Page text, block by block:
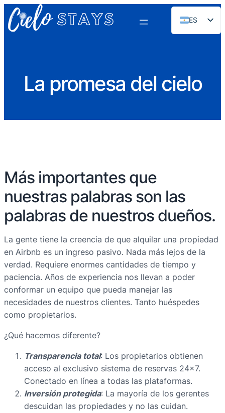
ES
EN
DE
RU
La promesa del cielo
Más importantes que
nuestras palabras son las
palabras de nuestros dueños.
La gente tiene la creencia de que alquilar una propiedad
en Airbnb es un ingreso pasivo. Nada más lejos de la
verdad. Requiere enormes cantidades de tiempo y
paciencia. Años de experiencia nos llevan a poder
conformar un equipo que pueda manejar las
necesidades de nuestros clientes. Tanto huéspedes
como propietarios.
¿Qué hacemos diferente?
Transparencia total: Los propietarios obtienen
acceso al exclusivo sistema de reservas 24×7.
Conectado en línea a todas las plataformas.
Inversión protegida: La mayoría de los gerentes
descuidan las propiedades y no las cuidan.